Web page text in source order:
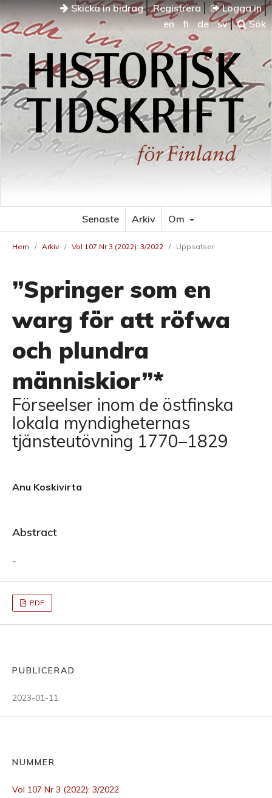
Skicka in bidrag Registrera
Logga in
en
fi de sv Sök
Senaste Arkiv Om
Hem / Arkiv / Vol 107 Nr 3 (2022): 3/2022 / Uppsatser
”Springer som en
warg för att röfwa
och plundra
människior”*
Förseelser inom de östfinska
lokala myndigheternas
tjänsteutövning 1770–1829
Anu Koskivirta
Abstract
-
PDF
PUBLICERAD
2023-01-11
NUMMER
Vol 107 Nr 3 (2022): 3/2022